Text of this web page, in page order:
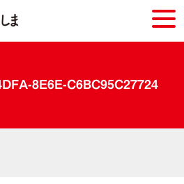
8E6E-C6BC95C27724